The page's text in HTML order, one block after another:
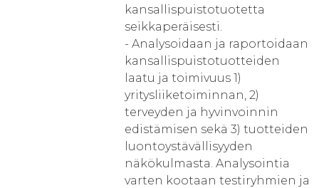
kansallispuistotuotetta
seikkaperäisesti.
- Analysoidaan ja raportoidaan
kansallispuistotuotteiden
laatu ja toimivuus 1)
yritysliiketoiminnan, 2)
terveyden ja hyvinvoinnin
edistämisen sekä 3) tuotteiden
luontoystävällisyyden
näkökulmasta. Analysointia
varten kootaan testiryhmien ja